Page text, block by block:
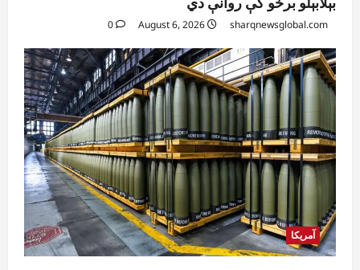
sharqnewsglobal.com
0
آمریکا